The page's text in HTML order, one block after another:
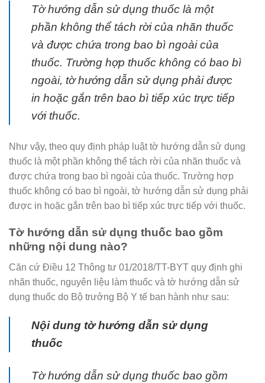
Tờ hướng dẫn sử dụng thuốc là một
phần không thể tách rời của nhãn thuốc
và được chứa trong bao bì ngoài của
thuốc. Trường hợp thuốc không có bao bì
ngoài, tờ hướng dẫn sử dụng phải được
in hoặc gắn trên bao bì tiếp xúc trực tiếp
với thuốc.
Như vậy, theo quy định pháp luật tờ hướng dẫn sử dụng
thuốc là một phần không thể tách rời của nhãn thuốc và
được chứa trong bao bì ngoài của thuốc. Trường hợp
thuốc không có bao bì ngoài, tờ hướng dẫn sử dụng phải
được in hoặc gắn trên bao bì tiếp xúc trực tiếp với thuốc.
Tờ hướng dẫn sử dụng thuốc bao gồm
những nội dung nào?
Căn cứ Điều 12 Thông tư 01/2018/TT-BYT quy định ghi
nhãn thuốc, nguyên liệu làm thuốc và tờ hướng dẫn sử
dụng thuốc do Bộ trưởng Bộ Y tế ban hành như sau:
Nội dung tờ hướng dẫn sử dụng
thuốc
Tờ hướng dẫn sử dụng thuốc bao gồm